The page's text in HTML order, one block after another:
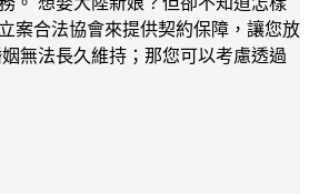
案合法協會來提供契約保障，讓您放
無法長久維持；那您可以考慮透過